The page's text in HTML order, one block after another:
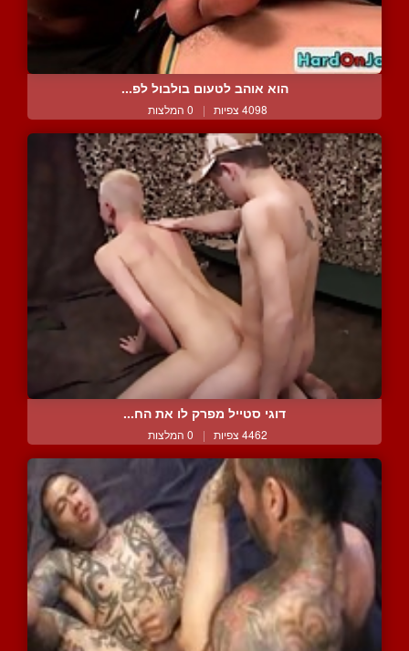
הוא אוהב לטעום בולבול לפ...
4098 צפיות | 0 המלצות
דוגי סטייל מפרק לו את הח...
4462 צפיות | 0 המלצות